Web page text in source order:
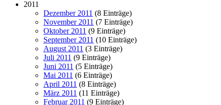
2011
Dezember 2011 (8 Einträge)
November 2011 (7 Einträge)
Oktober 2011 (9 Einträge)
September 2011 (10 Einträge)
August 2011 (3 Einträge)
Juli 2011 (9 Einträge)
Juni 2011 (5 Einträge)
Mai 2011 (6 Einträge)
April 2011 (8 Einträge)
März 2011 (11 Einträge)
Februar 2011 (9 Einträge)